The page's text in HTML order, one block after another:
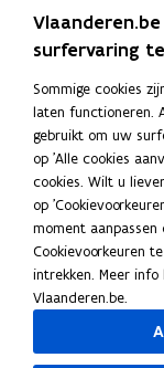
Academische
Nieuws
Evenementen
Contact
Pers
Volg Statistiek
surfervaring
Sommige cookies
laten functioneren.
gebruikt om uw
op 'Alle cookies
cookies. Wilt u
op
moment
Cookievoorkeuren
intrekken. Meer
Vlaanderen.be.